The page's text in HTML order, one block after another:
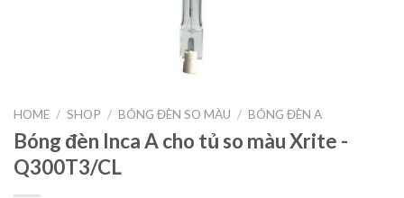
HOME / SHOP / BÓNG ĐÈN SO MÀU / BÓNG ĐÈN A
Bóng đèn Inca A cho tủ so màu Xrite -
Q300T3/CL